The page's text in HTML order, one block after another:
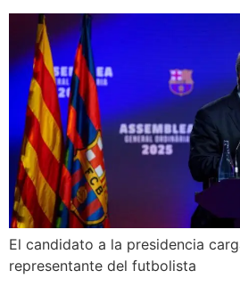
El candidato a la presidencia
representante del futbolista